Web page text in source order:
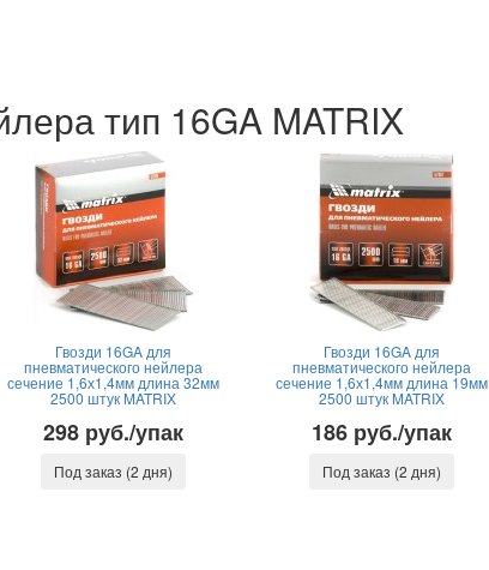
тип 16GA MATRIX
Гвозди 16GA для
пневматического нейлера
сечение 1,6х1,4мм длина 32мм
2500 штук MATRIX
298 руб./упак
Под заказ (2 дня)
Гвозди 16GA для
пневматического нейлера
сечение 1,6х1,4мм длина 19мм
2500 штук MATRIX
186 руб./упак
Под заказ (2 дня)